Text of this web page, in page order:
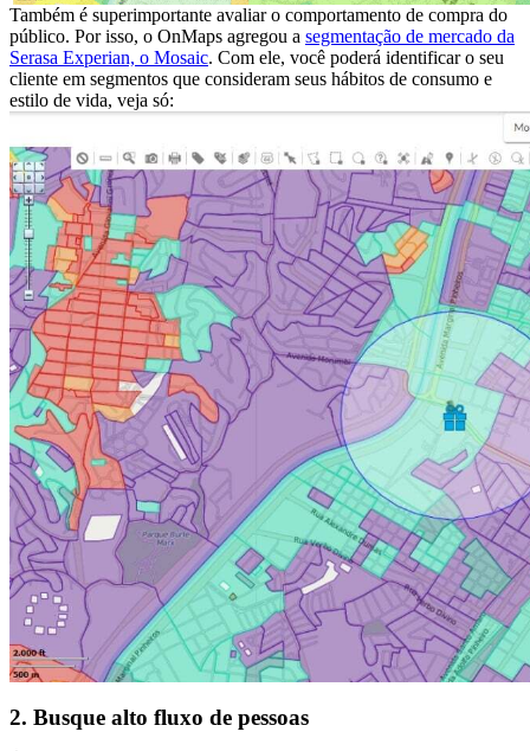
Também é superimportante avaliar o comportamento de compra do
público. Por isso, o OnMaps agregou a segmentação de mercado da
Serasa Experian, o Mosaic. Com ele, você poderá identificar o seu
cliente em segmentos que consideram seus hábitos de consumo e
estilo de vida, veja só:
2. Busque alto fluxo de pessoas